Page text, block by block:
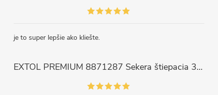
je to super lepšie ako kliešte.
EXTOL PREMIUM 8871287 Sekera štiepacia 3500g, nylónová násada 910mm